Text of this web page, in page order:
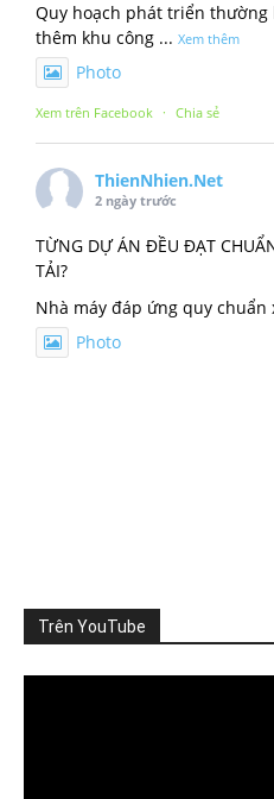
Quy hoạch phát triển
thêm khu công ... Xem thêm
Photo
Xem trên Facebook · Chia sẻ
ThienNhien.Net
2 ngày trước
TỪNG DỰ ÁN ĐỀU ĐẠT
TẢI?
Nhà máy đáp ứng quy chuẩn
Photo
Photo
Trên YouTube